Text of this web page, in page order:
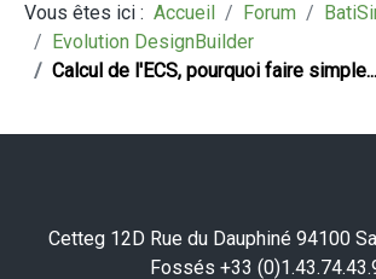
Vous êtes ici : Accueil Forum
Evolution DesignBuilder
Calcul de l'ECS, pourquoi faire simple...
Cetteg 12D Rue du Dauphiné 94100
Fossés +33